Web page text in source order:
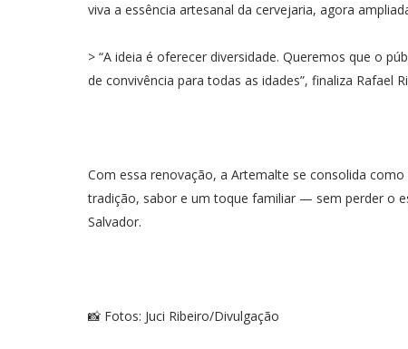
viva a essência artesanal da cervejaria, agora
> “A ideia é oferecer diversidade. Queremos que o
de convivência para todas as idades”, finaliza Rafael
Com essa renovação, a Artemalte se consolida
tradição, sabor e um toque familiar — sem perder o
Salvador.
📸 Fotos: Juci Ribeiro/Divulgação